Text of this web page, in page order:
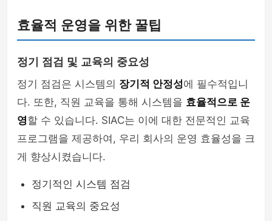
효율적 운영을 위한 꿀팁
정기 점검 및 교육의 중요성
정기 점검은 시스템의 장기적 안정성에 필수적입니
다. 또한, 직원 교육을 통해 시스템을 효율적으로 운
영할 수 있습니다. SIAC는 이에 대한 전문적인 교육
프로그램을 제공하여, 우리 회사의 운영 효율성을 크
게 향상시켰습니다.
정기적인 시스템 점검
직원 교육의 중요성